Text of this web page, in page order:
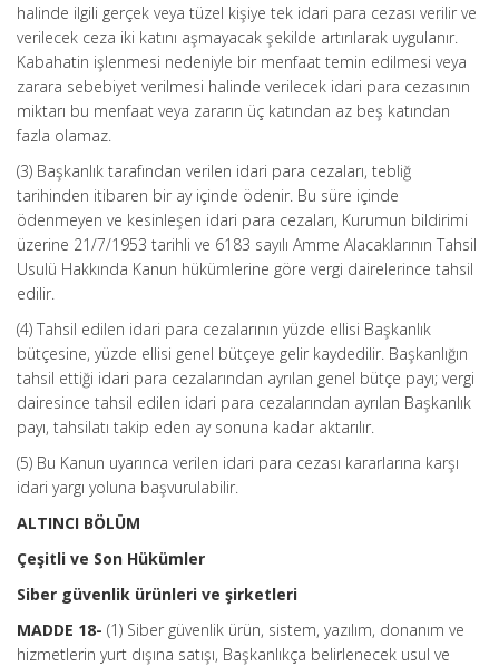
halinde ilgili gerçek veya tüzel kişiye tek idari para cezası verilir ve
verilecek ceza iki katını aşmayacak şekilde artırılarak uygulanır.
Kabahatin işlenmesi nedeniyle bir menfaat temin edilmesi veya
zarara sebebiyet verilmesi halinde verilecek idari para cezasının
miktarı bu menfaat veya zararın üç katından az beş katından
fazla olamaz.
(3) Başkanlık tarafından verilen idari para cezaları, tebliğ
tarihinden itibaren bir ay içinde ödenir. Bu süre içinde
ödenmeyen ve kesinleşen idari para cezaları, Kurumun bildirimi
üzerine 21/7/1953 tarihli ve 6183 sayılı Amme Alacaklarının Tahsil
Usulü Hakkında Kanun hükümlerine göre vergi dairelerince tahsil
edilir.
(4) Tahsil edilen idari para cezalarının yüzde ellisi Başkanlık
bütçesine, yüzde ellisi genel bütçeye gelir kaydedilir. Başkanlığın
tahsil ettiği idari para cezalarından ayrılan genel bütçe payı; vergi
dairesince tahsil edilen idari para cezalarından ayrılan Başkanlık
payı, tahsilatı takip eden ay sonuna kadar aktarılır.
(5) Bu Kanun uyarınca verilen idari para cezası kararlarına karşı
idari yargı yoluna başvurulabilir.
ALTINCI BÖLÜM
Çeşitli ve Son Hükümler
Siber güvenlik ürünleri ve şirketleri
MADDE 18- (1) Siber güvenlik ürün, sistem, yazılım, donanım ve
hizmetlerin yurt dışına satışı, Başkanlıkça belirlenecek usul ve